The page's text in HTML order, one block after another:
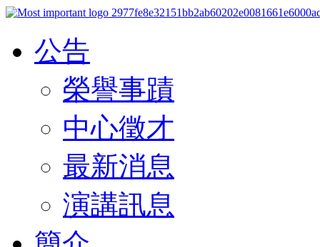
公告
榮譽事蹟
中心徵才
最新消息
演講訊息